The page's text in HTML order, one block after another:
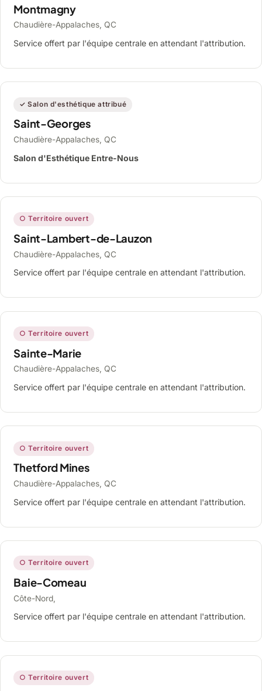
Montmagny
Chaudière-Appalaches, QC
Service offert par l'équipe centrale en attendant l'attribution.
✓ Salon d'esthétique attribué
Saint-Georges
Chaudière-Appalaches, QC
Salon d'Esthétique Entre-Nous
○ Territoire ouvert
Saint-Lambert-de-Lauzon
Chaudière-Appalaches, QC
Service offert par l'équipe centrale en attendant l'attribution.
○ Territoire ouvert
Sainte-Marie
Chaudière-Appalaches, QC
Service offert par l'équipe centrale en attendant l'attribution.
○ Territoire ouvert
Thetford Mines
Chaudière-Appalaches, QC
Service offert par l'équipe centrale en attendant l'attribution.
○ Territoire ouvert
Baie-Comeau
Côte-Nord,
Service offert par l'équipe centrale en attendant l'attribution.
○ Territoire ouvert